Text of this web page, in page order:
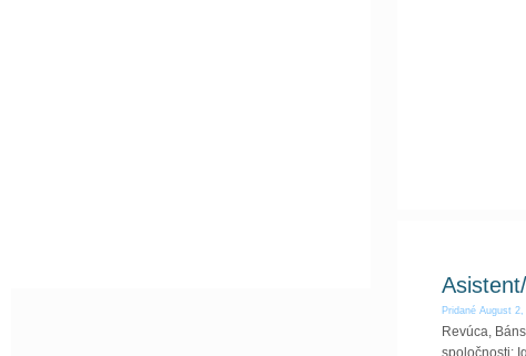
Pridané August 2,
Revúca,
spoločnosti: